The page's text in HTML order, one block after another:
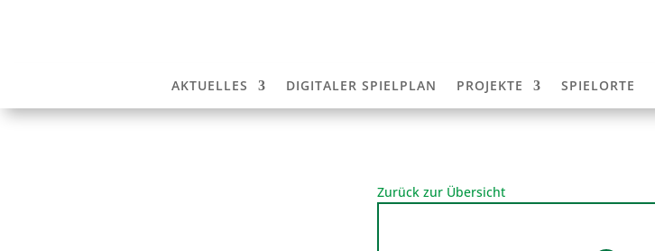
AKTUELLES DIGITALER SPIELPLAN PROJEKTE SPIELORTE
Zurück zur Übersicht